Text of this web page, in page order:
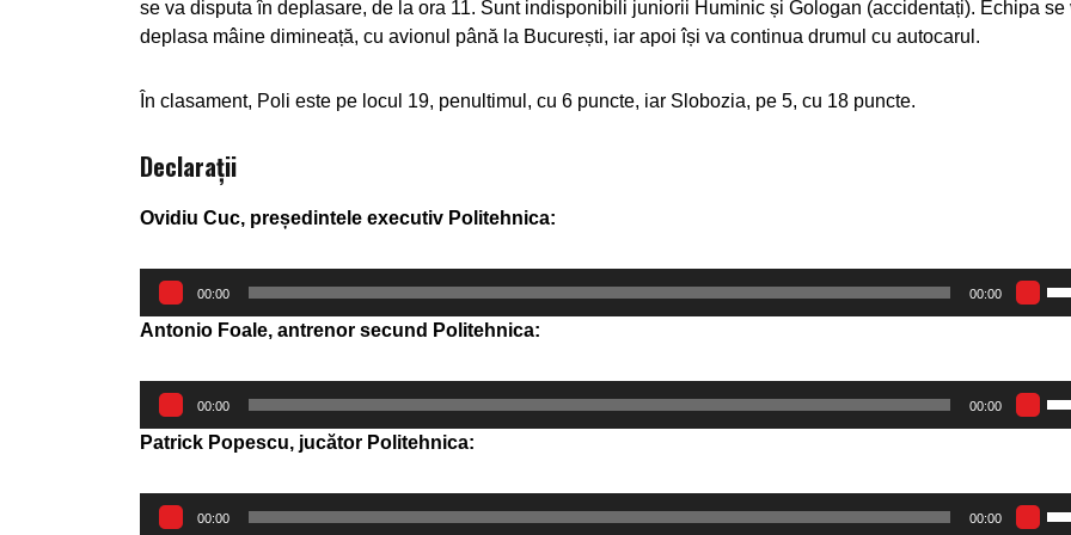
se va disputa în deplasare, de la ora 11. Sunt indisponibili juniorii Huminic și Gologan (accidentați). Echipa se
deplasa mâine dimineață, cu avionul până la București, iar apoi își va continua drumul cu autocarul.
În clasament, Poli este pe locul 19, penultimul, cu 6 puncte, iar Slobozia, pe 5, cu 18 puncte.
Declarații
Ovidiu Cuc, președintele executiv Politehnica:
Player
audio
00:00 00:00
a
Antonio Foale, antrenor secund Politehnica:
Player
audio
00:00 00:00
Patrick Popescu, jucător Politehnica:
Player
00:00 00:00